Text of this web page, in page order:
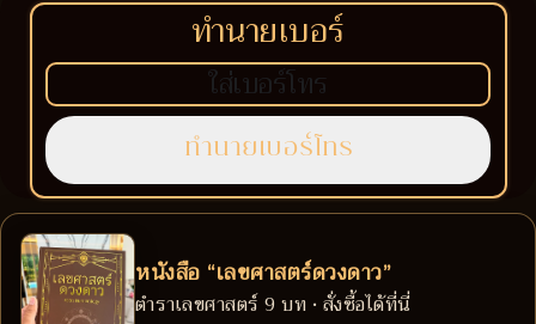
ทำนายเบอร์
หนังสือ “เลขศาสตร์ดวงดาว”
ตำราเลขศาสตร์ 9 บท • สั่งซื้อได้ที่นี่